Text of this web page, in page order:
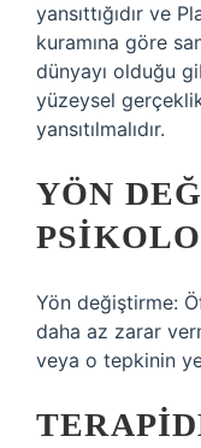
yansıttığıdır ve
kuramına göre
dünyayı olduğu
yüzeysel
yansıtılmalıdır.
YÖN
Yön değiştirme:
daha az zarar
veya o tepkinin